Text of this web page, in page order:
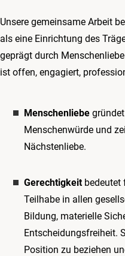
Unsere gemeinsame Arbeit
als eine Einrichtung des
geprägt durch
ist offen, engagiert,
Menschenliebe
Menschenwürde und
Nächstenliebe.
Gerechtigkeitbedeutet
Teilhabe in allen
Bildung, materielle
Entscheidungsfreiheit.
Position zu beziehen